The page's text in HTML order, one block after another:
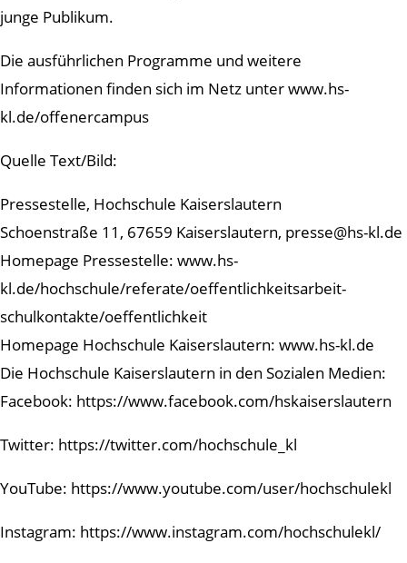
junge Publikum.
Die ausführlichen Programme und weitere
Informationen finden sich im Netz unter www.hs-
kl.de/offenercampus
Quelle Text/Bild:
Pressestelle, Hochschule Kaiserslautern
Schoenstraße 11, 67659 Kaiserslautern, presse@hs-kl.de
Homepage Pressestelle: www.hs-
kl.de/hochschule/referate/oeffentlichkeitsarbeit-
schulkontakte/oeffentlichkeit
Homepage Hochschule Kaiserslautern: www.hs-kl.de
Die Hochschule Kaiserslautern in den Sozialen Medien:
Facebook: https://www.facebook.com/hskaiserslautern
Twitter: https://twitter.com/hochschule_kl
YouTube: https://www.youtube.com/user/hochschulekl
Instagram: https://www.instagram.com/hochschulekl/